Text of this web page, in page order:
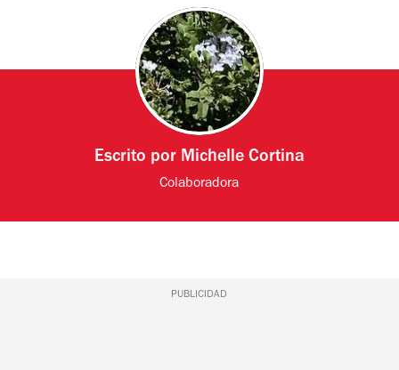
Escrito por Michelle Cortina
Colaboradora
PUBLICIDAD